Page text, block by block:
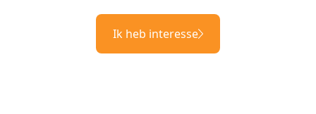
Ik heb interesse